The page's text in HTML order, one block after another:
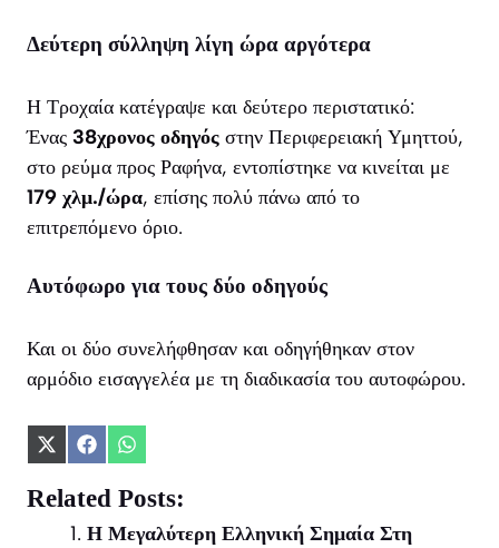
Δεύτερη σύλληψη λίγη ώρα αργότερα
Η Τροχαία κατέγραψε και δεύτερο περιστατικό:
Ένας 38χρονος οδηγός στην Περιφερειακή Υμηττού,
στο ρεύμα προς Ραφήνα, εντοπίστηκε να κινείται με
179 χλμ./ώρα, επίσης πολύ πάνω από το
επιτρεπόμενο όριο.
Αυτόφωρο για τους δύο οδηγούς
Και οι δύο συνελήφθησαν και οδηγήθηκαν στον
αρμόδιο εισαγγελέα με τη διαδικασία του αυτοφώρου.
Share
X
(Twitter)
Share
Facebook
Share
WhatsApp
Related Posts:
Η Μεγαλύτερη Ελληνική Σημαία Στη